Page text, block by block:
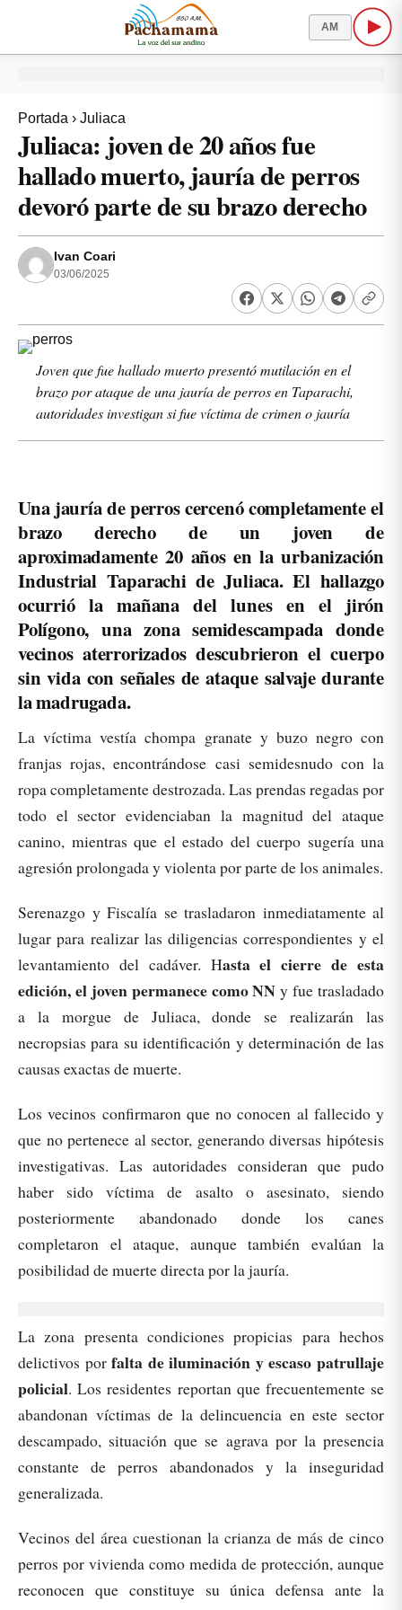
AM
Portada › Juliaca
Juliaca: joven de 20 años fue
hallado muerto, jauría de perros
devoró parte de su brazo derecho
Ivan Coari
03/06/2025
Joven que fue hallado muerto presentó mutilación en el
brazo por ataque de una jauría de perros en Taparachi,
autoridades investigan si fue víctima de crimen o jauría
Una jauría de perros cercenó completamente el
brazo derecho de un joven de
aproximadamente 20 años en la urbanización
Industrial Taparachi de Juliaca. El hallazgo
ocurrió la mañana del lunes en el jirón
Polígono, una zona semidescampada donde
vecinos aterrorizados descubrieron el cuerpo
sin vida con señales de ataque salvaje durante
la madrugada.
La víctima vestía chompa granate y buzo negro con
franjas rojas, encontrándose casi semidesnudo con la
ropa completamente destrozada. Las prendas regadas por
todo el sector evidenciaban la magnitud del ataque
canino, mientras que el estado del cuerpo sugería una
agresión prolongada y violenta por parte de los animales.
Serenazgo y Fiscalía se trasladaron inmediatamente al
lugar para realizar las diligencias correspondientes y el
levantamiento del cadáver. Hasta el cierre de esta
edición, el joven permanece como NN y fue trasladado
a la morgue de Juliaca, donde se realizarán las
necropsias para su identificación y determinación de las
causas exactas de muerte.
Los vecinos confirmaron que no conocen al fallecido y
que no pertenece al sector, generando diversas hipótesis
investigativas. Las autoridades consideran que pudo
haber sido víctima de asalto o asesinato, siendo
posteriormente abandonado donde los canes
completaron el ataque, aunque también evalúan la
posibilidad de muerte directa por la jauría.
La zona presenta condiciones propicias para hechos
delictivos porfalta de iluminación y escaso patrullaje
policial. Los residentes reportan que frecuentemente se
abandonan víctimas de la delincuencia en este sector
descampado, situación que se agrava por la presencia
constante de perros abandonados y la inseguridad
generalizada.
Vecinos del área cuestionan la crianza de más de cinco
perros por vivienda como medida de protección, aunque
reconocen que constituye su única defensa ante la